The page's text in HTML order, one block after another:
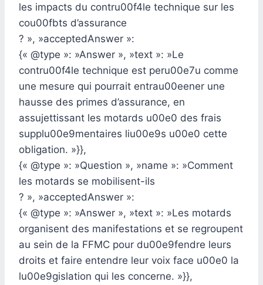
les impacts du contru00f4le technique sur les
cou00fbts d’assurance
? », »acceptedAnswer »:
{« @type »: »Answer », »text »: »Le
contru00f4le technique est peru00e7u comme
une mesure qui pourrait entrau00eener une
hausse des primes d’assurance, en
assujettissant les motards u00e0 des frais
supplu00e9mentaires liu00e9s u00e0 cette
obligation. »}},
{« @type »: »Question », »name »: »Comment
les motards se mobilisent-ils
? », »acceptedAnswer »:
{« @type »: »Answer », »text »: »Les motards
organisent des manifestations et se regroupent
au sein de la FFMC pour du00e9fendre leurs
droits et faire entendre leur voix face u00e0 la
lu00e9gislation qui les concerne. »}},